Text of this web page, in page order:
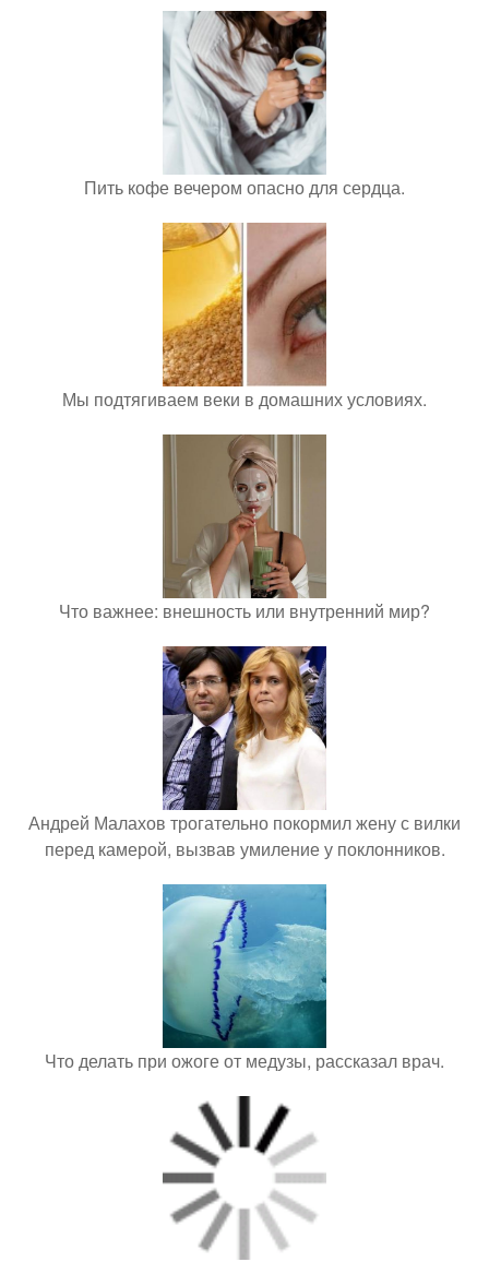
Пить кофе вечером опасно для сердца.
Мы подтягиваем веки в домашних условиях.
Что важнее: внешность или внутренний мир?
Андрей Малахов трогательно покормил жену с вилки
перед камерой, вызвав умиление у поклонников.
Что делать при ожоге от медузы, рассказал врач.